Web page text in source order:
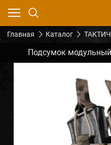
Главная Каталог
Подсумок